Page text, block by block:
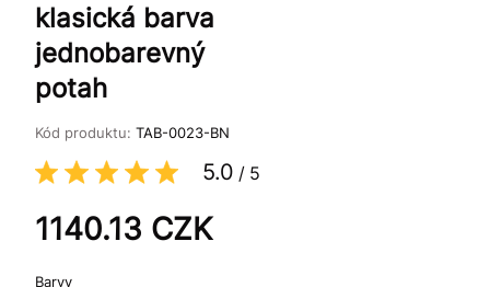
klasická barva
jednobarevný
potah
Kód produktu: TAB-0023-BN
5.0 / 5
1140.13 CZK
Barvy